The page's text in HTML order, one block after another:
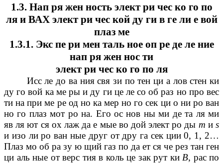
1.3. Нап ря жен ность элект ри чес ко го по
ля и ВАХ элект ри чес кой ду ги в ге ли е вой
плаз ме
1.3.1. Экс пе ри мен таль ное оп ре де ле ние
нап ря жен нос ти
элект ри чес ко го по ля
Исс ле до ва ния свя зи по тен ци а лов стен ки
ду го вой ка ме ры и ду ги це ле со об раз но про вес
ти на при ме ре од но ка мер но го сек ци о ни ро ван
но го плаз мот ро на. Его ос нов ны ми де та ля ми
яв ля ют ся ох лаж да е мые во дой элект ро ды m и s
и изо ли ро ван ные друг от дру га сек ции 0, 1, 2…
Плаз мо об ра зу ю щий газ по да ет ся че рез тан ген
ци аль ные от верс тия в коль це зак рут ки В, рас по